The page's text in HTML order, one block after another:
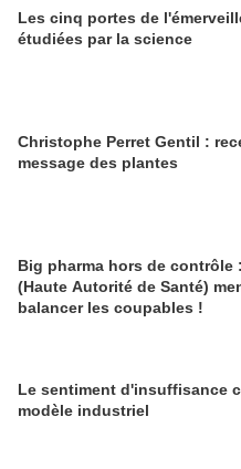
Les cinq portes de
étudiées par la science
Christophe Perret Gentil :
message des plantes
Big pharma hors de contrôle
(Haute Autorité de Santé)
balancer les coupables !
Le sentiment d'insuffisance
modèle industriel